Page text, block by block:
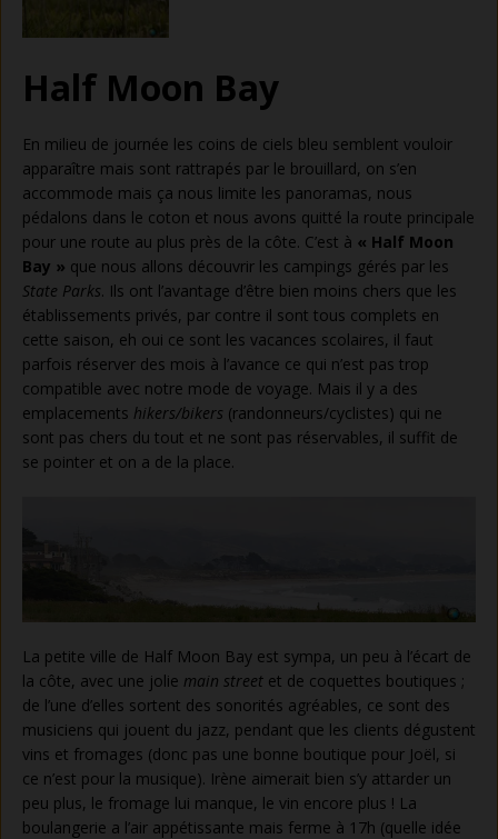
Half Moon Bay
En milieu de journée les coins de ciels bleu semblent vouloir
apparaître mais sont rattrapés par le brouillard, on s’en
accommode mais ça nous limite les panoramas, nous
pédalons dans le coton et nous avons quitté la route principale
pour une route au plus près de la côte. C’est à « Half Moon
Bay » que nous allons découvrir les campings gérés par les
State Parks. Ils ont l’avantage d’être bien moins chers que les
établissements privés, par contre il sont tous complets en
cette saison, eh oui ce sont les vacances scolaires, il faut
parfois réserver des mois à l’avance ce qui n’est pas trop
compatible avec notre mode de voyage. Mais il y a des
emplacements hikers/bikers (randonneurs/cyclistes) qui ne
sont pas chers du tout et ne sont pas réservables, il suffit de
se pointer et on a de la place.
La petite ville de Half Moon Bay est sympa, un peu à l’écart de
la côte, avec une jolie main street et de coquettes boutiques ;
de l’une d’elles sortent des sonorités agréables, ce sont des
musiciens qui jouent du jazz, pendant que les clients dégustent
vins et fromages (donc pas une bonne boutique pour Joël, si
ce n’est pour la musique). Irène aimerait bien s’y attarder un
peu plus, le fromage lui manque, le vin encore plus ! La
boulangerie a l’air appétissante mais ferme à 17h (quelle idée